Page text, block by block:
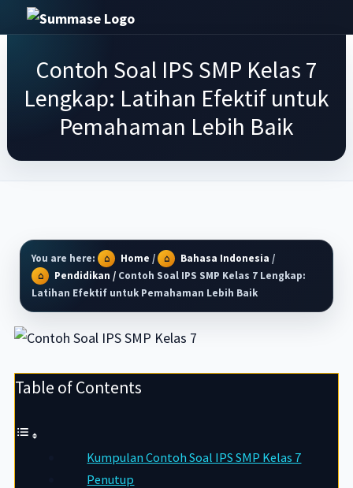
to
navigation
to
content
to
sidebar
to
Summase.Org
My
Daily
Inspiration
–
Stories
Contoh Soal IPS SMP Kelas 7
Lengkap: Latihan Efektif untuk
Pemahaman Lebih Baik
You are here: Home / Bahasa Indonesia /
Pendidikan / Contoh Soal IPS SMP Kelas 7 Lengkap:
Latihan Efektif untuk Pemahaman Lebih Baik
Table of Contents
Kumpulan Contoh Soal IPS SMP Kelas 7
Penutup